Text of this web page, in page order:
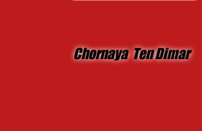
Chornaya Ten Dimar